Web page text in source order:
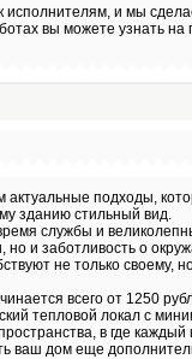
и мы
вы можете узнать на
подходы,
зданию стильный вид.
службы и
но и заботливость о
не только своему,
всего от 1250
тепловой локал с
в где
ваш дом еще